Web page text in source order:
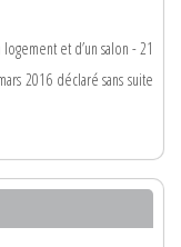
et d’un salon - 21
2016 déclaré sans suite